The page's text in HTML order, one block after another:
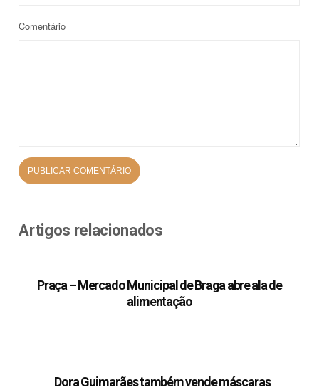
Comentário
Artigos relacionados
Praça – Mercado Municipal de Braga abre ala de
alimentação
Dora Guimarães também vende máscaras